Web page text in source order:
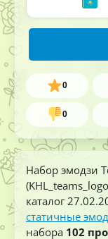
0
0
Набор эмодзи
каталог
статичные
набора 102